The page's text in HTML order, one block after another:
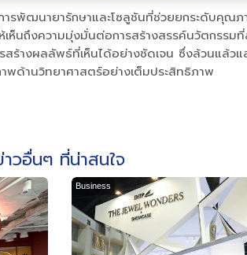
รพัฒนายารักษาและโซลูชันที่ช่วยยกระดับคุ
นถึงความมุ่งมั่นต่อการสร้างสรรค์นวัตกรร
างผลลัพธ์ที่เห็นได้อย่างชัดเจน ซึ่งล้วนแล้ว
ด้านวิทยาศาสตร์อย่างเต็มประสิทธิภาพ
าวอื่นๆ ที่น่าสนใจ
Business